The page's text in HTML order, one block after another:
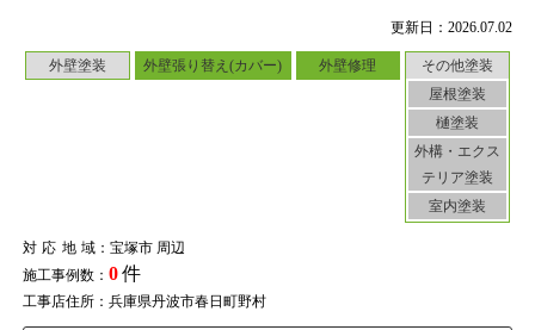
更新日：2026.07.02
外壁塗装 外壁張り替え(カバー) 外壁修理
その他塗装
屋根塗装
樋塗装
外構・エクス
テリア塗装
室内塗装
対応地域：宝塚市 周辺
施工事例数： 0件
工事店住所：兵庫県丹波市春日町野村